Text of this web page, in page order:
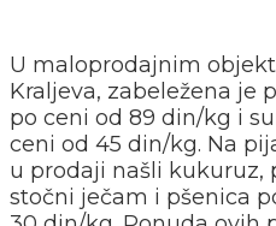
U maloprodajnim
Kraljeva, zabeležena je
po ceni od 89 din/kg i
ceni od 45 din/kg. Na
u prodaji našli kukuruz,
stočni ječam i pšenica